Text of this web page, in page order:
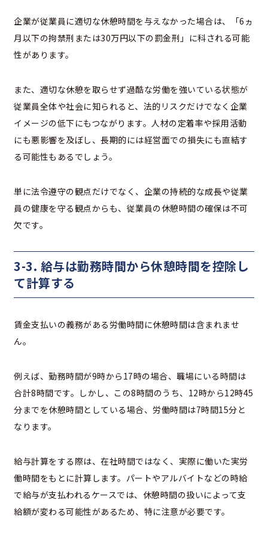
企業が従業員に適切な休憩時間を与えなかった場合は、「6ヵ
月以下の拘禁刑または30万円以下の罰金刑」に科される可能
性があります。
また、適切な休憩を取らせず過酷な労働を強いている状態が
従業員全体や社会に知られると、法的リスクだけでなく企業
イメージの低下にもつながります。人材の定着率や採用活動
にも悪影響を及ぼし、長期的には経営面での損失にも直結す
る可能性もあるでしょう。
単に法令遵守の観点だけでなく、企業の持続的な成長や従業
員の健康を守る観点からも、従業員の休憩時間の確保は不可
欠です。
3-3. 給与は勤務時間から休憩時間を控除し
て計算する
賃金支払いの義務がある労働時間に休憩時間は含まれませ
ん。
例えば、勤務時間が9時から17時の場合、職場にいる時間は
合計8時間です。しかし、この8時間のうち、12時から12時45
分までを休憩時間としている場合、労働時間は7時間15分と
なります。
給与計算をする際は、在社時間ではなく、実際に働いた実労
働時間をもとに計算します。パートやアルバイトなどの時給
で給与が支払われるケースでは、休憩時間の扱いによって支
給額が変わる可能性があるため、特に注意が必要です。